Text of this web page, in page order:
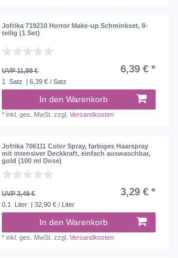
Jofrika 719210 Horror Make-up Schminkset, 8-
teilig (1 Set)
UVP 11,99 € 6,39 € *
1 Satz | 6,39 € / Satz
In den Warenkorb
*inkl. ges. MwSt. zzgl.Versandkosten
Jofrika 706111 Color Spray, farbiges Haarspray
mit intensiver Deckkraft, einfach auswaschbar,
gold (100 ml Dose)
UVP 3,49 € 3,29 € *
0.1 Liter | 32,90 € / Liter
In den Warenkorb
*inkl. ges. MwSt. zzgl.Versandkosten